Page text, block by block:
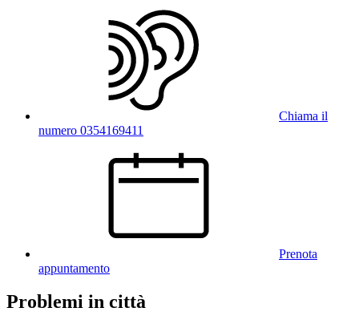
Chiama il
numero 0354169411
Prenota
appuntamento
Problemi in città